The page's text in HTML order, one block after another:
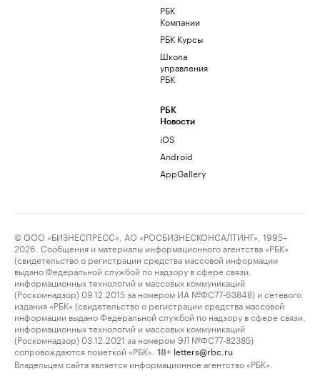
РБК
Компании
РБК Курсы
Школа
управления
РБК
РБК
Новости
iOS
Android
AppGallery
© ООО «БИЗНЕСПРЕСС», АО «РОСБИЗНЕСКОНСАЛТИНГ», 1995–
2026. Сообщения и материалы информационного агентства «РБК»
(свидетельство о регистрации средства массовой информации
выдано Федеральной службой по надзору в сфере связи,
информационных технологий и массовых коммуникаций
(Роскомнадзор) 09.12.2015 за номером ИА №ФС77-63848) и сетевого
издания «РБК» (свидетельство о регистрации средства массовой
информации выдано Федеральной службой по надзору в сфере связи,
информационных технологий и массовых коммуникаций
(Роскомнадзор) 03.12.2021 за номером ЭЛ №ФС77-82385)
сопровождаются пометкой «РБК».
18+ letters@rbc.ru
Владельцем сайта является информационное агентство «РБК».